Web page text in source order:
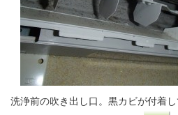
洗浄前の吹き出し口。黒カビが付着し